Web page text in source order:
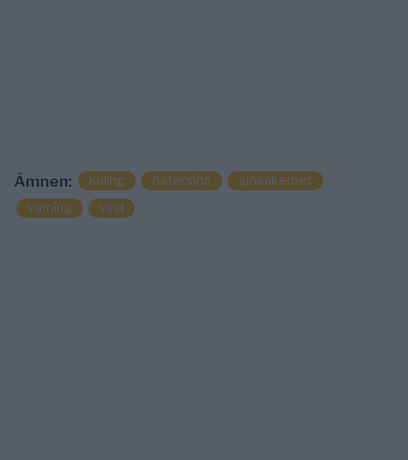
Ämnen: kuling östersjön
sjösäkerhet
varning
vind